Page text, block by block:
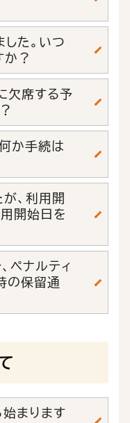
た。いつ
か？
欠席する予
か手続は
、利用開
開始日を
ペナルティ
の保留通
まります